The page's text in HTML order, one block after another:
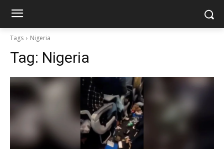
Tags Nigeria
Tag: Nigeria